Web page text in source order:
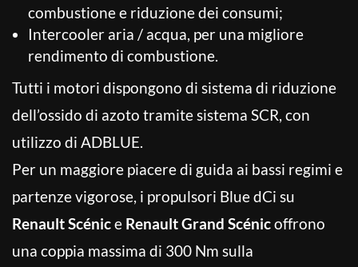
combustione e riduzione dei consumi;
Intercooler aria / acqua, per una migliore
rendimento di combustione.
Tutti i motori dispongono di sistema di riduzione
dell’ossido di azoto tramite sistema SCR, con
utilizzo di ADBLUE.
Per un maggiore piacere di guida ai bassi regimi e
partenze vigorose, i propulsori Blue dCi su
Renault Scénice Renault Grand Scénicoffrono
una coppia massima di 300 Nm sulla